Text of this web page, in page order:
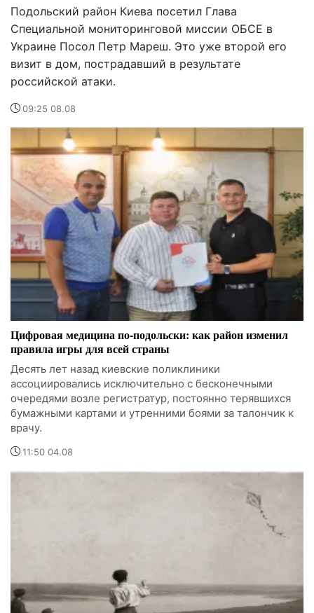
Подольский район Киева посетил Глава
Специальной мониторинговой миссии ОБСЕ в
Украине Посол Петр Мареш. Это уже второй его
визит в дом, пострадавший в результате
российской атаки.
09:25 08.08
Цифровая медицина по-подольски: как район изменил
правила игры для всей страны
Десять лет назад киевские поликлиники
ассоциировались исключительно с бесконечными
очередями возле регистратур, постоянно терявшихся
бумажными картами и утренними боями за талончик к
врачу.
11:50 04.08